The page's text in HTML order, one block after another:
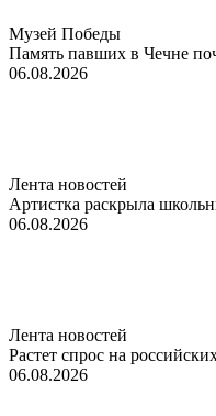
Музей Победы
Память павших в Чечне
06.08.2026
Лента новостей
Артистка раскрыла
06.08.2026
Лента новостей
Растет спрос на
06.08.2026